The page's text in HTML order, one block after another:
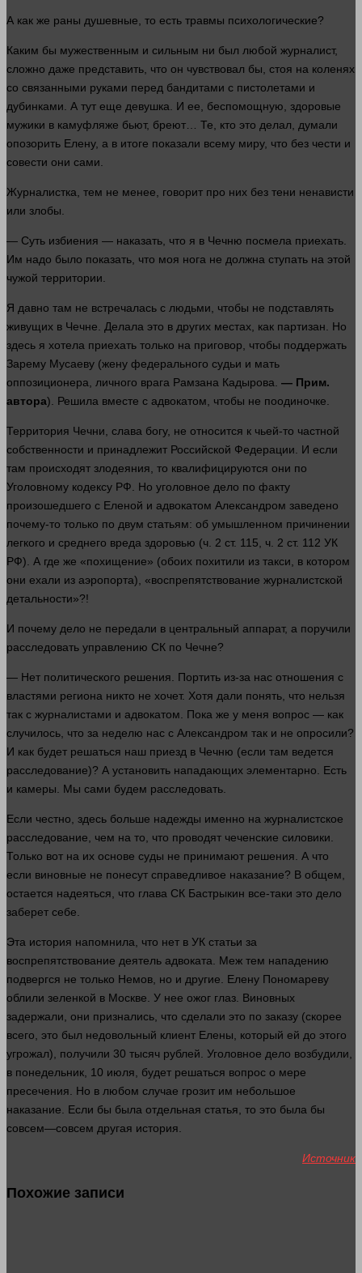
А как же раны душевные, то есть травмы психологические?
Каким бы мужественным и сильным ни был любой журналист,
сложно даже представить, что он чувствовал бы, стоя на коленях
со связанными руками перед бандитами с пистолетами и
дубинками. А тут еще девушка. И ее, беспомощную, здоровые
мужики в камуфляже бьют, бреют… Те, кто это делал, думали
опозорить Елену, а в итоге показали всему миру, что без чести и
совести они сами.
Журналистка, тем не менее, говорит про них без тени ненависти
или злобы.
— Суть избиения — наказать, что я в Чечню посмела приехать.
Им надо было показать, что моя нога не должна ступать на этой
чужой территории.
Я давно там не встречалась с людьми , чтобы не подставлять
живущих в Чечне. Делала это в других местах, как партизан. Но
здесь я хотела приехать только на приговор, чтобы поддержать
Зарему Мусаеву (жену федерального судьи и мать
оппозиционера, личного врага Рамзана Кадырова. — Прим.
автора). Решила вместе с адвокатом, чтобы не поодиночке.
Территория Чечни, слава богу, не относится к чьей-то частной
собственности и принадлежит Российской Федерации. И если
там происходят злодеяния, то квалифицируются они по
Уголовному кодексу РФ. Но уголовное дело по факту
произошедшего с Еленой и адвокатом Александром заведено
почему-то только по двум статьям: об умышленном причинении
легкого и среднего вреда здоровью (ч. 2 ст. 115, ч. 2 ст. 112 УК
РФ). А где же «похищение» (обоих похитили из такси, в котором
они ехали из аэропорта), «воспрепятствование журналистской
детальности»?!
И почему дело не передали в центральный аппарат, а поручили
расследовать управлению СК по Чечне?
— Нет политического решения. Портить из-за нас отношения с
властями региона никто не хочет. Хотя дали понять , что нельзя
так с журналистами и адвокатом. Пока же у меня вопрос — как
случилось, что за неделю нас с Александром так и не опросили?
И как будет решаться наш приезд в Чечню (если там ведется
расследование)? А установить нападающих элементарно. Есть
и камеры. Мы сами будем расследовать.
Если честно, здесь больше надежды именно на журналистское
расследование, чем на то, что проводят чеченские силовики.
Только вот на их основе суды не принимают решения. А что
если виновные не понесут справедливое наказание? В общем,
остается надеяться, что глава СК Бастрыкин все-таки это дело
заберет себе.
Эта история напомнила, что нет в УК статьи за
воспрепятствование деятель адвоката. Меж тем нападению
подвергся не только Немов, но и другие. Елену Пономареву
облили зеленкой в Москве. У нее ожог глаз . Виновных
задержали, они признались, что сделали это по заказу (скорее
всего, это был недовольный клиент Елены, который ей до этого
угрожал), получили 30 тысяч рублей . Уголовное дело возбудили,
в понедельник, 10 июля, будет решаться вопрос о мере
пресечения. Но в любом случае грозит им небольшое
наказание. Если бы была отдельная статья, то это была бы
совсем—совсем другая история.
Источник
Похожие записи